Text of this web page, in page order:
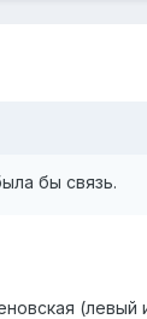
бы связь.
(левый